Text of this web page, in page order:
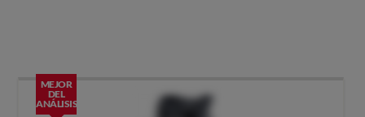
MEJOR
DEL
ANÁLISIS